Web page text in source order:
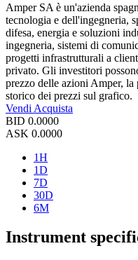
Amper SA è un'azienda
tecnologia e dell'ingegneria,
difesa, energia e soluzioni
ingegneria, sistemi di
progetti infrastrutturali a
privato. Gli investitori
prezzo delle azioni Amper, la
storico dei prezzi sul grafico.
Vendi Acquista
BID 0.0000
ASK 0.0000
1H
1D
7D
30D
6M
Instrument